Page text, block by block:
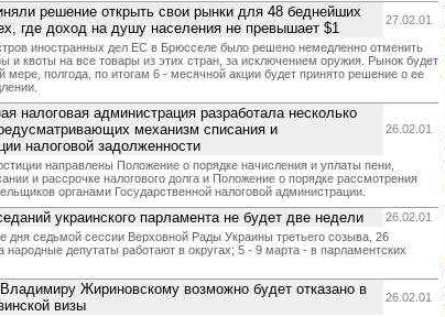
решение открыть свои рынки для 48 беднейших
где доход на душу населения не превышает $1
27.02.01
иностранных дел ЕС в Брюсселе было решено немедленно отменить
и квоты на все товары из этих стран, за исключением оружия. Рынок будет
мере, полгода, по итогам 6 - месячной акции будет принято решение о ее
налоговая администрация разработала несколько
механизм списания и
налоговой задолженности
26.02.01
направлены Положение о порядке начисления и уплаты пени,
и рассрочке налогового долга и Положение о порядке рассмотрения
органами Государственной налоговой администрации.
украинского парламента не будет две недели
26.02.01
дня седьмой сессии Верховной Рады Украины третьего созыва, 26
депутаты работают в округах; 5 - 9 марта - в парламентских
Жириновскому возможно будет отказано в
визы
26.02.01